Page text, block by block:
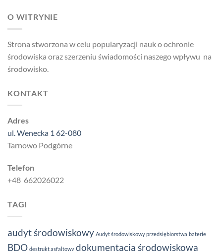
O WITRYNIE
Strona stworzona w celu popularyzacji nauk o ochronie
środowiska oraz szerzeniu świadomości naszego wpływu na
środowisko.
KONTAKT
Adres
ul. Wenecka 1 62-080
Tarnowo Podgórne
Telefon
+48 662026022
TAGI
audyt środowiskowy Audyt środowiskowy przedsiębiorstwa baterie
BDO destrukt asfaltowy dokumentacja środowiskowa